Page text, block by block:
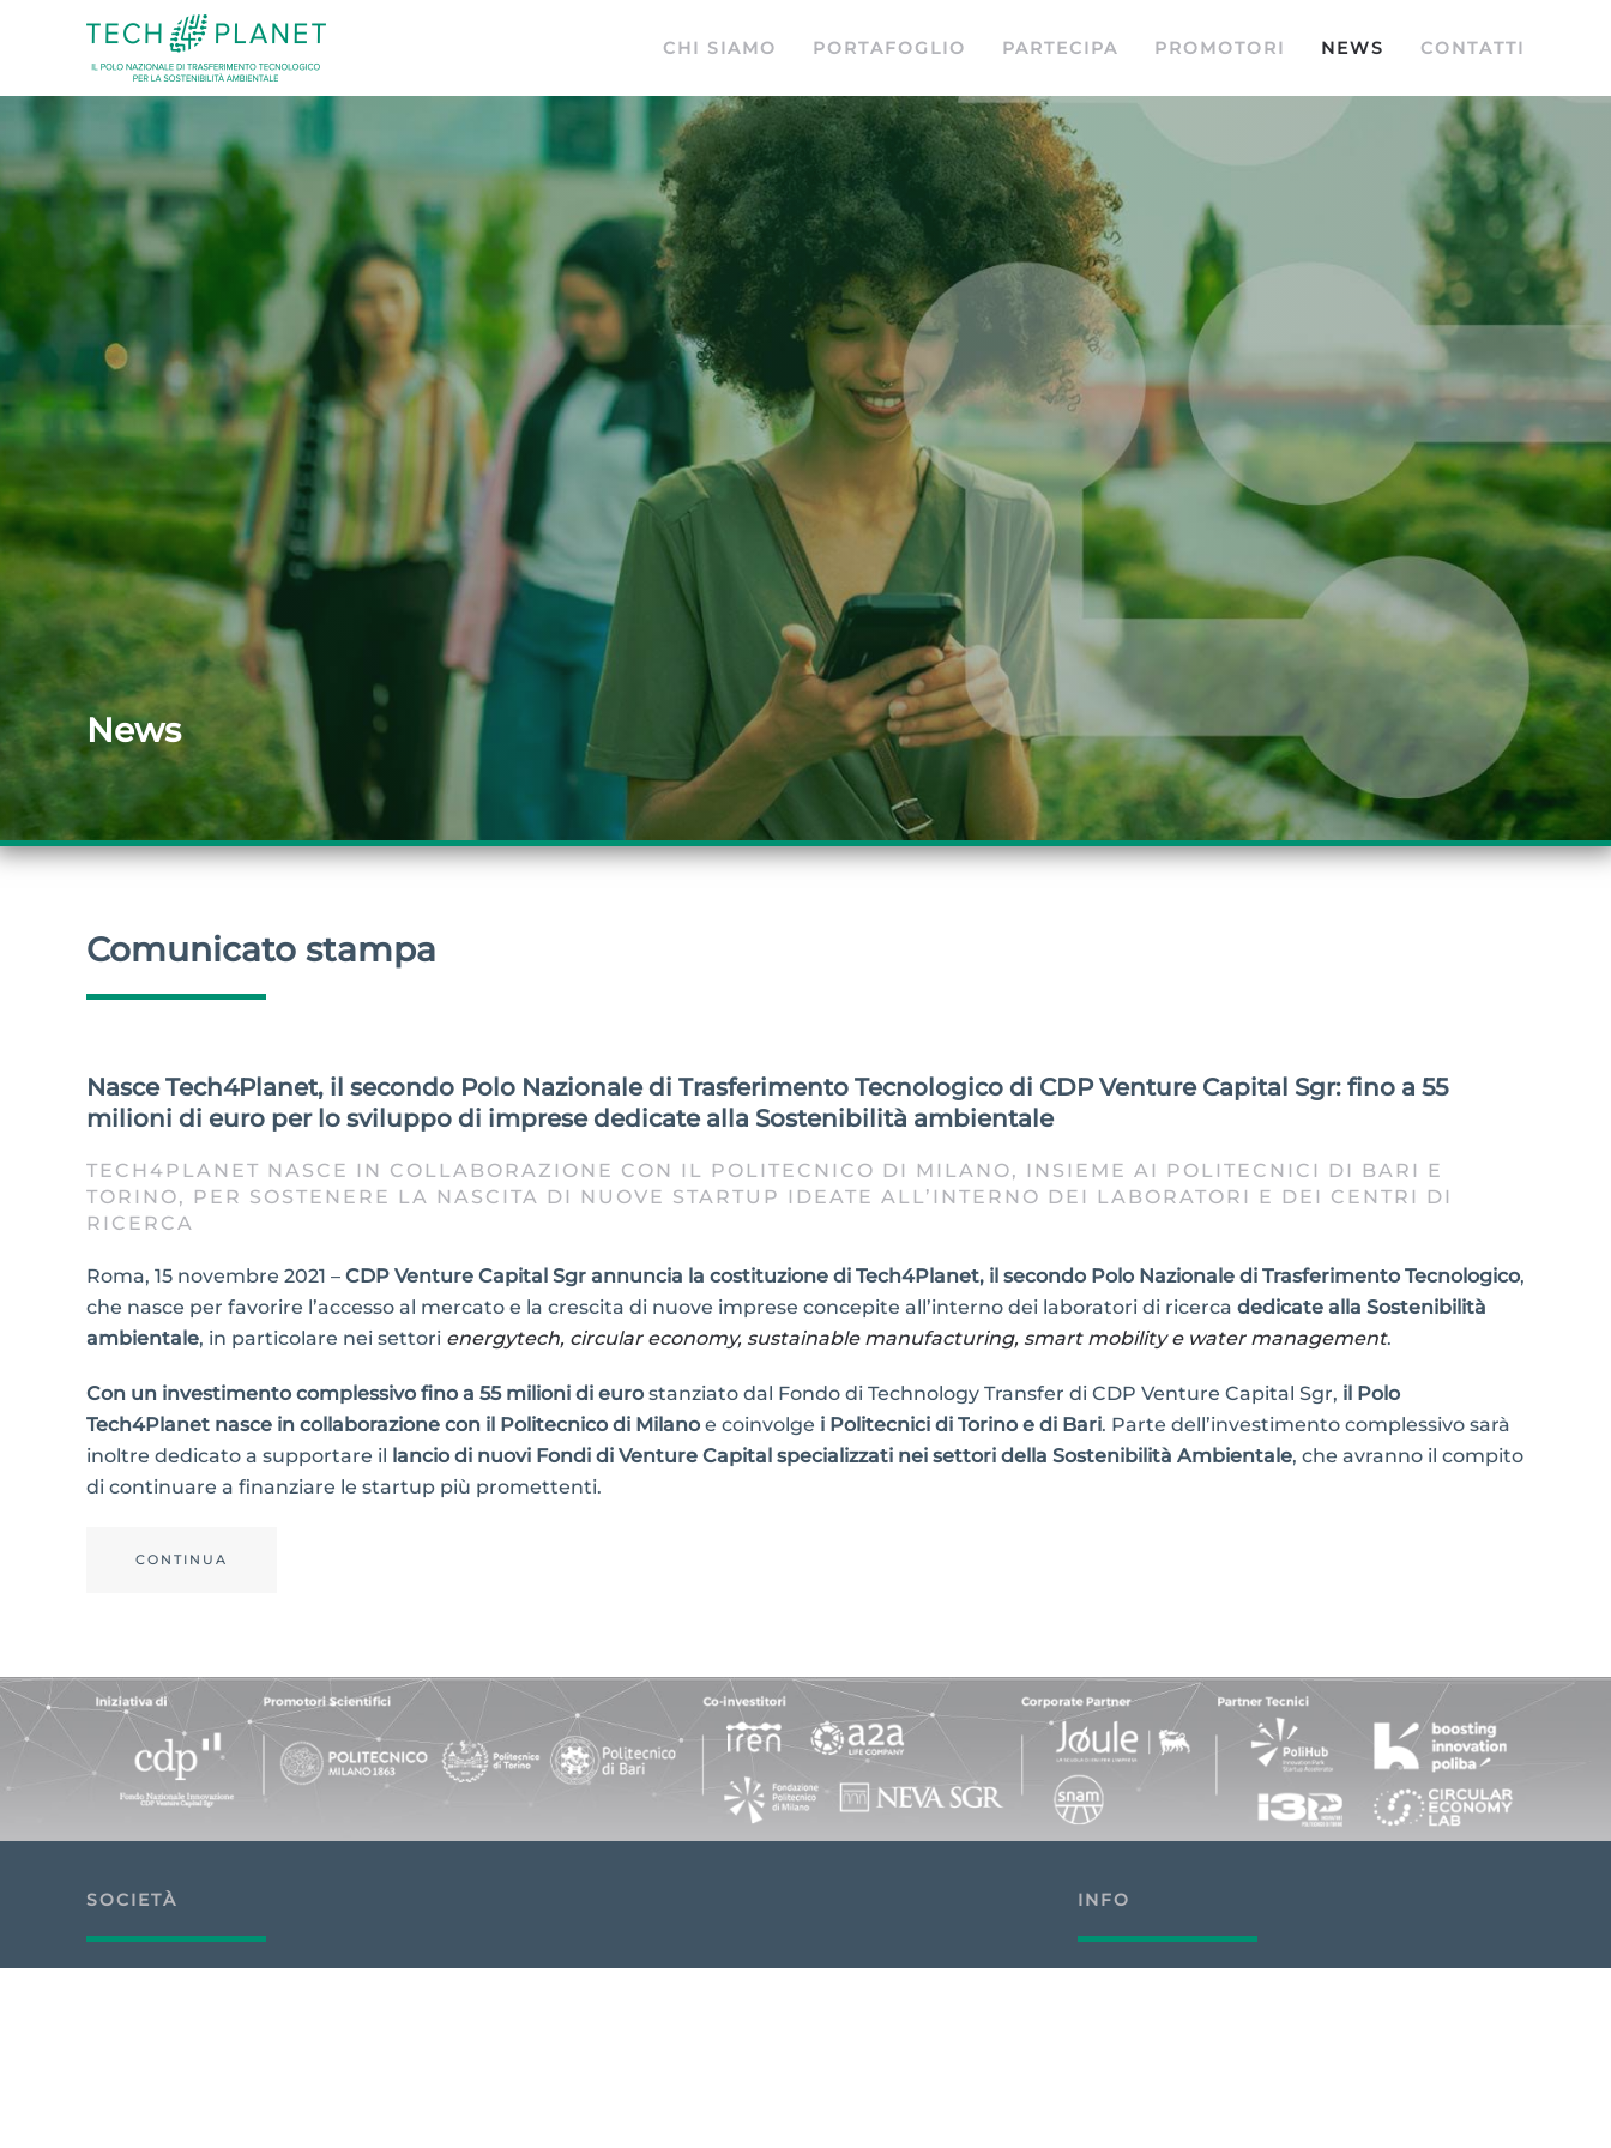
CHI SIAMO PORTAFOGLIO PARTECIPA PROMOTORI NEWS CONTATTI
News
Comunicato stampa
Nasce Tech4Planet, il secondo Polo Nazionale di Trasferimento Tecnologico di CDP Venture Capital Sgr: fino a 55
milioni di euro per lo sviluppo di imprese dedicate alla Sostenibilità ambientale
TECH4PLANET NASCE IN COLLABORAZIONE CON IL POLITECNICO DI MILANO, INSIEME AI POLITECNICI DI BARI E
TORINO, PER SOSTENERE LA NASCITA DI NUOVE STARTUP IDEATE ALL’INTERNO DEI LABORATORI E DEI CENTRI DI
RICERCA
Roma, 15 novembre 2021 – CDP Venture Capital Sgr annuncia la costituzione di Tech4Planet, il secondo Polo Nazionale di Trasferimento Tecnologico,
che nasce per favorire l’accesso al mercato e la crescita di nuove imprese concepite all’interno dei laboratori di ricerca dedicate alla Sostenibilità
ambientale, in particolare nei settori energytech, circular economy, sustainable manufacturing, smart mobility e water management.
Con un investimento complessivo fino a 55 milioni di euro stanziato dal Fondo di Technology Transfer di CDP Venture Capital Sgr, il Polo
Tech4Planet nasce in collaborazione con il Politecnico di Milano e coinvolge i Politecnici di Torino e di Bari. Parte dell’investimento complessivo sarà
inoltre dedicato a supportare il lancio di nuovi Fondi di Venture Capital specializzati nei settori della Sostenibilità Ambientale, che avranno il compito
di continuare a finanziare le startup più promettenti.
CONTINUA
SOCIETÀ INFO